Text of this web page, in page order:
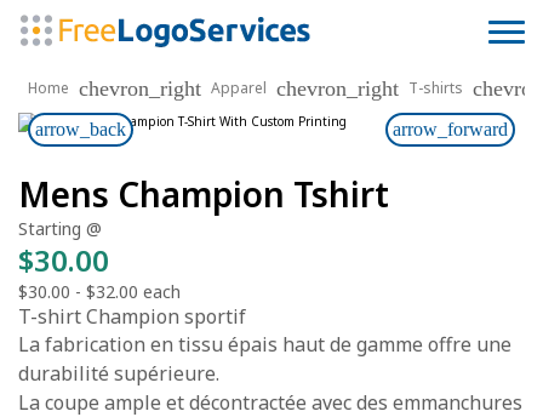
Home chevron_right Apparel chevron_right T-shirts
arrow_back arrow_forward
Mens Champion Tshirt
Starting @
$30.00
$30.00 - $32.00 each
T-shirt Champion sportif
La fabrication en tissu épais haut de gamme offre une
durabilité supérieure.
La coupe ample et décontractée avec des emmanchures